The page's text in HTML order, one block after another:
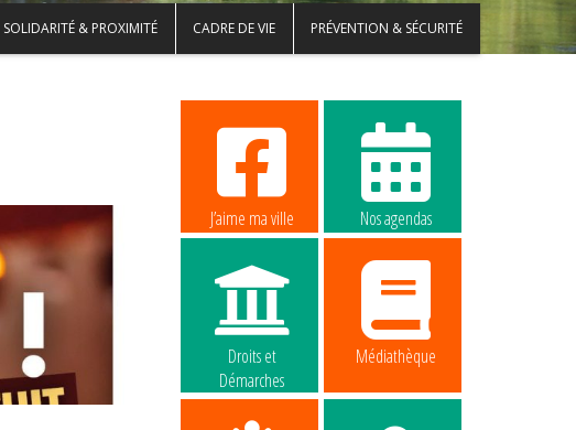
SOLIDARITÉ & PROXIMITÉ CADRE DE VIE PRÉVENTION & SÉCURITÉ
J’aime ma ville Nos agendas
Droits et
Démarches
Médiathèque